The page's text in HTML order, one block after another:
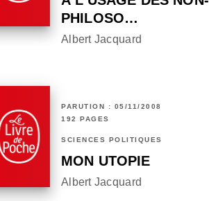
PHILOSO…
Albert Jacquard
PARUTION : 05/11/2008
192 PAGES
SCIENCES POLITIQUES
MON UTOPIE
Albert Jacquard